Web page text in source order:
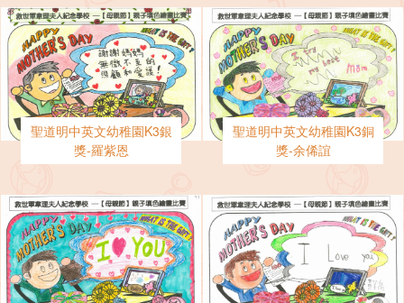
聖道明中英文幼稚園K3銀
獎-羅紫恩
聖道明中英文幼稚園K3銅
獎-余俙誼